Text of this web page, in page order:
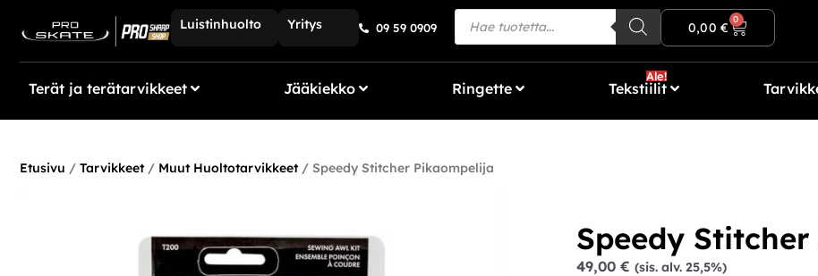
Ilmainen toimitus yli 80€ tilauksiin!
Luistinhuolto Yritys 09 59 0909 0,00€
0
Terät ja terätarvikkeet Jääkiekko Ringette Tekstiilit
Ale!
Etusivu / Tarvikkeet/ Muut Huoltotarvikkeet/ Speedy Stitcher Pikaompelija
Speedy
49,00 € (sis. alv. 25,5%)